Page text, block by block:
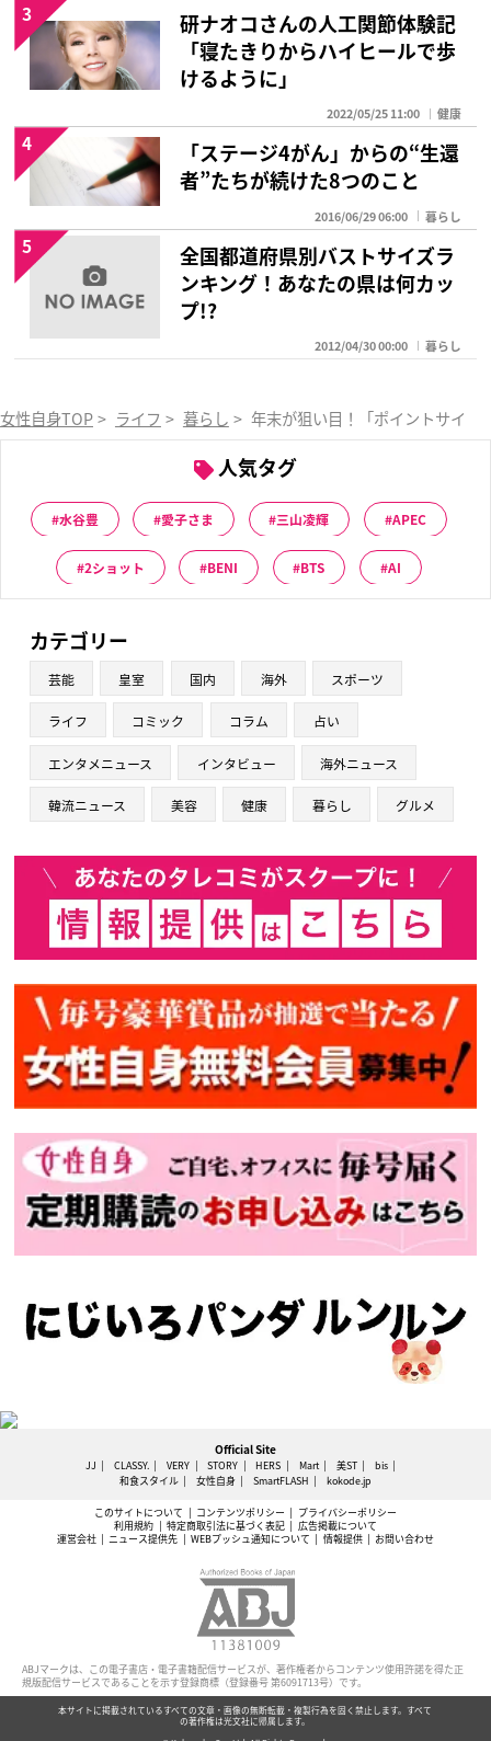
研ナオコさんの人工関節体験記
「寝たきりからハイヒールで歩
けるように」
2022/05/25 11:00 健康
3
「ステージ4がん」からの“生還
者”たちが続けた8つのこと
2016/06/29 06:00 暮らし
4
全国都道府県別バストサイズラ
ンキング！あなたの県は何カッ
プ!?
2012/04/30 00:00 暮らし
5
女性自身TOP > ライフ > 暮らし > 年末が狙い目！「ポイントサイト
人気タグ
水谷豊 愛子さま 三山凌輝 APEC
2ショット BENI BTS AI
カテゴリー
芸能 皇室 国内 海外 スポーツ
ライフ コミック コラム 占い
エンタメニュース インタビュー 海外ニュース
韓流ニュース 美容 健康 暮らし グルメ
Official Site
JJ CLASSY. VERY STORY HERS Mart 美ST
bis
和食スタイル
女性自身 SmartFLASH kokode.jp
このサイトについて コンテンツポリシー
プライバシーポリシー
利用規約
特定商取引法に基づく表記
広告掲載について
運営会社
ニュース提供先 WEBプッシュ通知について 情報提供 お問い合わせ
ABJマークは、この電子書店・電子書籍配信サービスが、著作権者からコンテンツ使用許諾を得た正
規版配信サービスであることを示す登録商標（登録番号 第6091713号）です。
本サイトに掲載されているすべての文章・画像の無断転載・複製行為を固く禁止します。すべて
の著作権は光文社に帰属します。